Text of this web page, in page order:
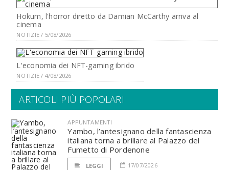
Hokum, l'horror diretto da Damian McCarthy arriva al
cinema
NOTIZIE / 5/08/2026
L'economia dei NFT-gaming ibrido
NOTIZIE / 4/08/2026
ARTICOLI PIÙ POPOLARI
APPUNTAMENTI
Yambo, l’antesignano della fantascienza
italiana torna a brillare al Palazzo del
Fumetto di Pordenone
LEGGI
17/07/2026